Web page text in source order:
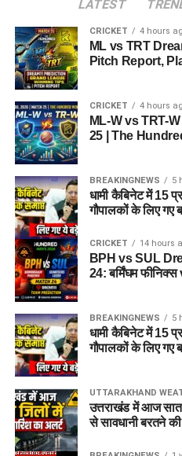
LATEST
CRICKET 4 hours
ML vs TRT
Pitch Report,
CRICKET 4 hours
ML-W vs TRT-
25 | The
BREAKINGNEWS 5
धामी कैबिनेट में 15
गौपालकों के लिए
CRICKET 14 hours
BPH vs SUL
24: बर्मिंघम
BREAKINGNEWS 5
धामी कैबिनेट में 15
गौपालकों के लिए
UTTARAKHAND
उत्तराखंड में आज सात
से सावधानी बरतने